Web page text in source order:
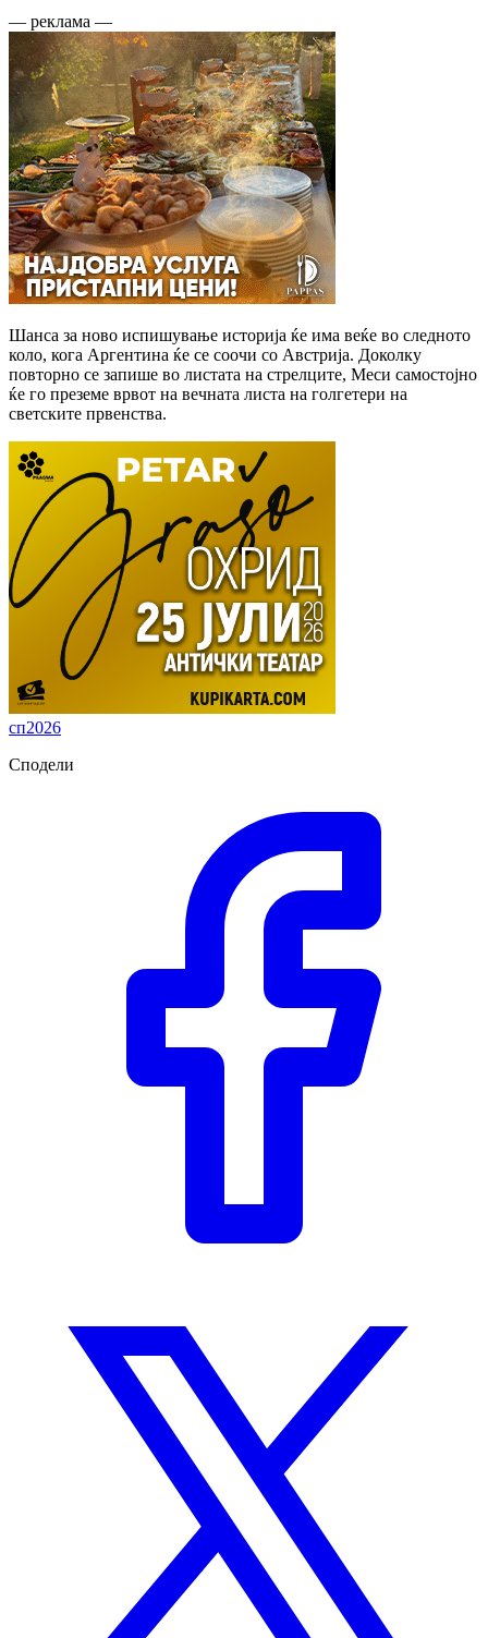
— реклама —
Шанса за ново испишување историја ќе има веќе во следното
коло, кога Аргентина ќе се соочи со Австрија. Доколку
повторно се запише во листата на стрелците, Меси самостојно
ќе го преземе врвот на вечната листа на голгетери на
светските првенства.
сп2026
Сподели